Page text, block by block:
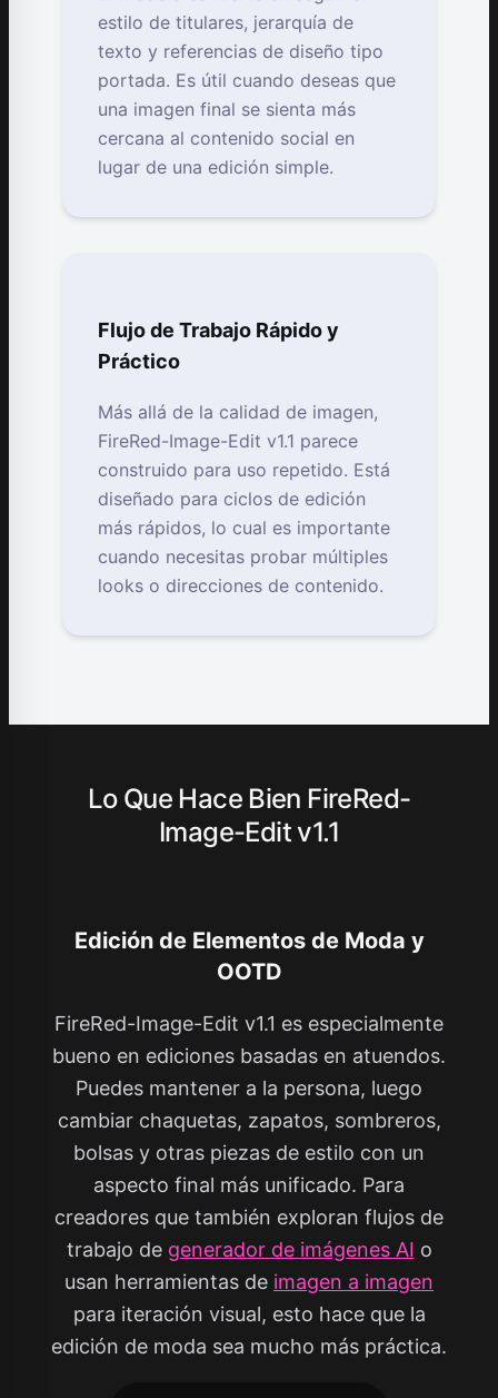
estilo de titulares, jerarquía de
texto y referencias de diseño tipo
portada. Es útil cuando deseas que
una imagen final se sienta más
cercana al contenido social en
lugar de una edición simple.
Flujo de Trabajo Rápido y
Práctico
Más allá de la calidad de imagen,
FireRed-Image-Edit v1.1 parece
construido para uso repetido. Está
diseñado para ciclos de edición
más rápidos, lo cual es importante
cuando necesitas probar múltiples
looks o direcciones de contenido.
Lo Que Hace Bien FireRed-
Image-Edit v1.1
Edición de Elementos de Moda y
OOTD
FireRed-Image-Edit v1.1 es especialmente
bueno en ediciones basadas en atuendos.
Puedes mantener a la persona, luego
cambiar chaquetas, zapatos, sombreros,
bolsas y otras piezas de estilo con un
aspecto final más unificado. Para
creadores que también exploran flujos de
trabajo de generador de imágenes AI o
usan herramientas de imagen a imagen
para iteración visual, esto hace que la
edición de moda sea mucho más práctica.